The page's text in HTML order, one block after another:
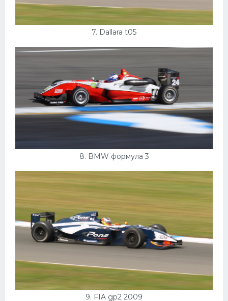
7. Dallara t05
8. BMW формула 3
9. FIA gp2 2009